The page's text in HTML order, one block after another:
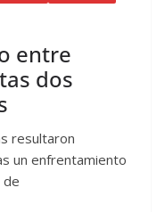
entre
dos
resultaron
un enfrentamiento
de